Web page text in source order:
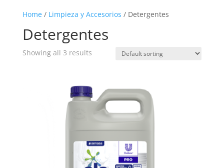
Home/ Limpieza y Accesorios / Detergentes
Detergentes
Showing all 3 results